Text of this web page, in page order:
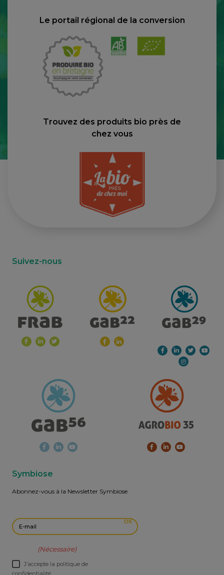
Le portail régional de la conversion
Trouvez des produits bio près de
chez vous
Suivez-nous
Symbiose
Abonnez-vous à la Newsletter Symbiose
(Nécessaire)
J’accepte la politique de
confidentialité.
OK